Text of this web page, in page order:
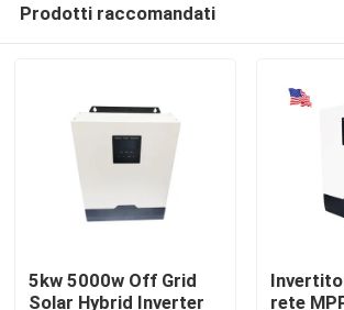
Casa
Prodotti raccomandati
5kw 5000w Off Grid
Solar Hybrid Inverter
rete